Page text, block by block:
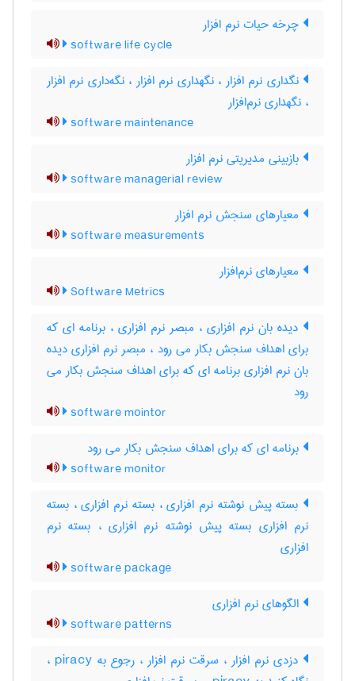
چرخه حیات نرم افزار
software life cycle
نگداری نرم افزار ، نگهداری نرم افزار ، نگه‌داری نرم‌ افزار
، نگهداری نرم‌افزار
software maintenance
بازبینی مدیریتی نرم افزار
software managerial review
معیارهای سنجش نرم افزار
software measurements
معیارهای نرم‌افزار
Software Metrics
دیده بان نرم افزاری ، مبصر نرم افزاری ، برنامه ای که
برای اهداف سنجش بکار می رود ، مبصر نرم افزاری دیده
بان نرم افزاری برنامه ای که برای اهداف سنجش بکار می
رود
software mointor
برنامه ای که برای اهداف سنجش بکار می رود
software monitor
بسته پیش نوشته نرم افزاری ، بسته نرم افزاری ، بسته
نرم افزاری بسته پیش نوشته نرم افزاری ، بسته نرم‌
افزاری
software package
الگوهای نرم افزاری
software patterns
دزدی نرم افزار ، سرقت نرم افزار ، رجوع به piracy ،